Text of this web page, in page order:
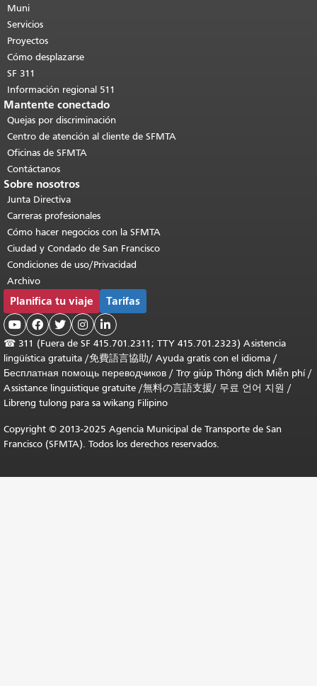
de esta página se repite en todas las
páginas.Volver al principio del
contenido principal
Muni
Servicios
Proyectos
Cómo desplazarse
SF 311
Información regional 511
Mantente conectado
Quejas por discriminación
Centro de atención al cliente de SFMTA
Oficinas de SFMTA
Contáctanos
Sobre nosotros
Junta Directiva
Carreras profesionales
Cómo hacer negocios con la SFMTA
Ciudad y Condado de San Francisco
Condiciones de uso/Privacidad
Archivo
Planifica tu viaje Tarifas
    
☎ 311 (Fuera de SF 415.701.2311; TTY 415.701.2323) Asistencia
lingüística gratuita /免費語言協助/ Ayuda gratis con el idioma /
Бесплатная помощь переводчиков / Trợ giúp Thông dịch Miễn phí/
Assistance linguistique gratuite /無料の言語支援/ 무료 언어 지원 /
Libreng tulong para sa wikang Filipino
Copyright © 2013-2025 Agencia Municipal de Transporte de San
Francisco (SFMTA). Todos los derechos reservados.